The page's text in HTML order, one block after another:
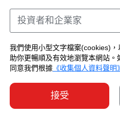
投資者和企業家
我們使用小型文字檔案(cookies)
助你更暢順及有效地瀏覽本網站
同意我們根據 《收集個人資料聲明》
接受
網頁指南
聯絡我們
Copyright © Brand Hong
Reserved.